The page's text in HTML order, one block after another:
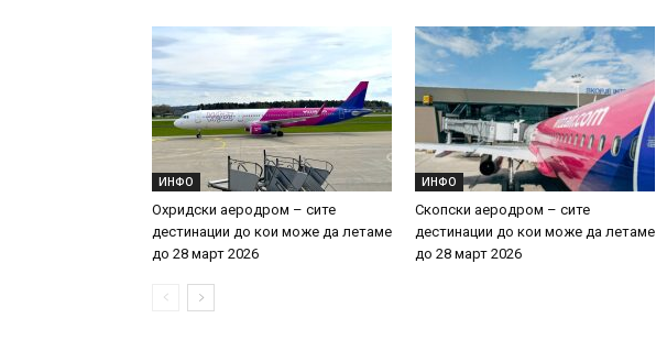
ИНФО
Охридски аеродром – сите
дестинации до кои може да летаме
до 28 март 2026
ИНФО
Скопски аеродром – сите
дестинации до кои може да летаме
до 28 март 2026